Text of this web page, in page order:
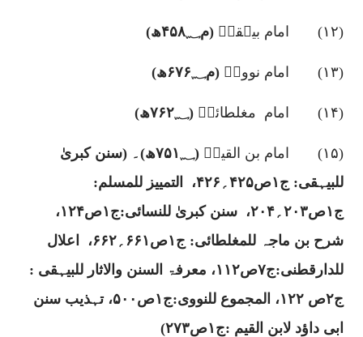
(۱۲) امام بیہقیؒ (م ۴۵۸؁ھ)
(۱۳) امام نوویؒ (م ۶۷۶؁ھ)
(۱۴) امام مغلطائیؒ ( ۷۶۲؁ھ)
(۱۵) امام بن القیمؒ ( ۷۵۱؁ھ) ۔ (سنن کبریٰ
للبیہقی: ج ۱ص۴۲۵؍ ۴۲۶،
التمییز للمسلم:
ج ۱ص۲۰۳؍ ۲۰۴، سنن کبریٰ للنسائی:ج ۱ص۱۲۴،
شرح بن ماجہ للمغلطائی: ج ۱ص ۶۶۱ ؍ ۶۶۲،
اعلال
للدارقطنی:ج۷ص۱۱۲، معرفۃ السنن والاثار للبیہقی :
ج۲ص ۱۲۲، المجموع للنووی:ج ۱ص ۵۰۰، تہذیب سنن
ابی داؤد لابن القیم :ج ۱ص۲۷۳)